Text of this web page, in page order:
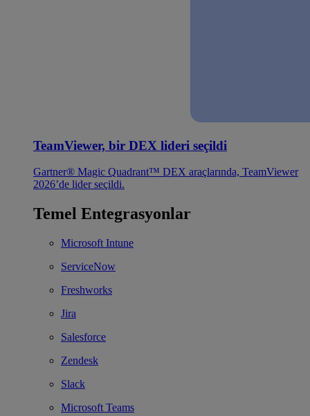
TeamViewer, bir DEX lideri seçildi
Gartner® Magic Quadrant™ DEX araçlarında, TeamViewer
2026’de lider seçildi.
Temel Entegrasyonlar
Microsoft Intune
ServiceNow
Freshworks
Jira
Salesforce
Zendesk
Slack
Microsoft Teams